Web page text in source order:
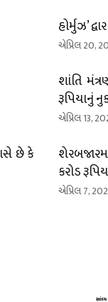
હોર્મુઝ’
એપ્રિલ 20,
શાંતિ
રૂપિયાનું
એપ્રિલ 13,
છે કે
કરોડ
એપ્રિલ 7,